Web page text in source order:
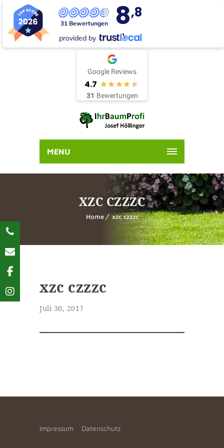
31 Bewertungen 8,8
provided by
Google Reviews
4.7
31 Bewertungen
MENU
XZC CZZZC
Home xzc czzzc
xzc czzzc
Juli 30, 2017
Impressum Datenschutz